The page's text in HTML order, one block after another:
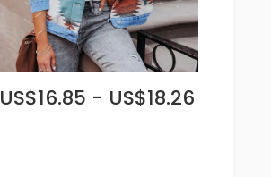
US$16.85 - US$18.26